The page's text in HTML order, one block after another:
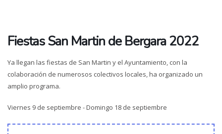
Fiestas San Martin de Bergara 2022
Ya llegan las fiestas de San Martin y el Ayuntamiento, con la
colaboración de numerosos colectivos locales, ha organizado un
amplio programa.
Viernes 9 de septiembre - Domingo 18 de septiembre